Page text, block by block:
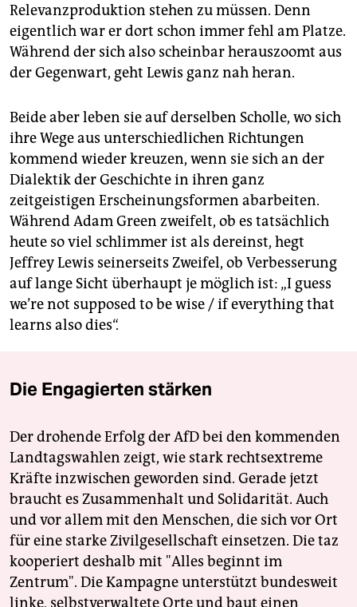
Relevanzproduktion stehen zu müssen. Denn
eigentlich war er dort schon immer fehl am Platze.
Während der sich also scheinbar herauszoomt aus
der Gegenwart, geht Lewis ganz nah heran.
Beide aber leben sie auf derselben Scholle, wo sich
ihre Wege aus unterschiedlichen Richtungen
kommend wieder kreuzen, wenn sie sich an der
Dialektik der Geschichte in ihren ganz
zeitgeistigen Erscheinungsformen abarbeiten.
Während Adam Green zweifelt, ob es tatsächlich
heute so viel schlimmer ist als dereinst, hegt
Jeffrey Lewis seinerseits Zweifel, ob Verbesserung
auf lange Sicht überhaupt je möglich ist: „I guess
we’re not supposed to be wise / if everything that
learns also dies“.
Die Engagierten stärken
Der drohende Erfolg der AfD bei den kommenden
Landtagswahlen zeigt, wie stark rechtsextreme
Kräfte inzwischen geworden sind. Gerade jetzt
braucht es Zusammenhalt und Solidarität. Auch
und vor allem mit den Menschen, die sich vor Ort
für eine starke Zivilgesellschaft einsetzen. Die taz
kooperiert deshalb mit "Alles beginnt im
Zentrum". Die Kampagne unterstützt bundesweit
linke, selbstverwaltete Orte und baut einen